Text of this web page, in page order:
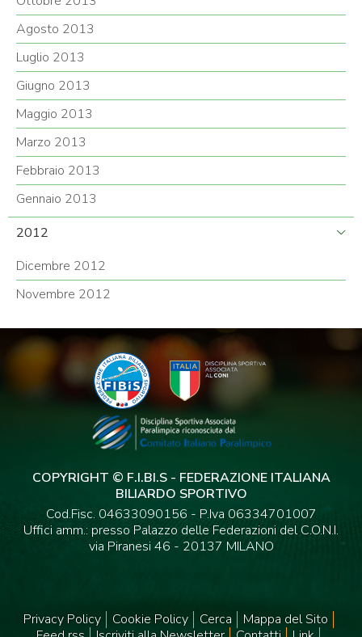
Agosto 2013
Luglio 2013
Giugno 2013
Maggio 2013
Marzo 2013
Febbraio 2013
Gennaio 2013
2012
Dicembre 2012
Novembre 2012
COPYRIGHT © F.I.BI.S - FEDERAZIONE ITALIANA
BILIARDO SPORTIVO
Cod.Fisc. 04633090156 - P.Iva 06334701007
Uffici amm.: presso Palazzo delle Federazioni del C.O.N.I.
via Piranesi 46 - 20137 MILANO
Privacy Policy Cookie Policy Cerca
Mappa del Sito